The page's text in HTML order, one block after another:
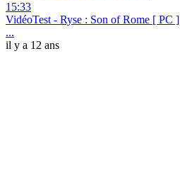
15:33
VidéoTest - Ryse : Son of Rome [ PC ]
...
il y a 12 ans